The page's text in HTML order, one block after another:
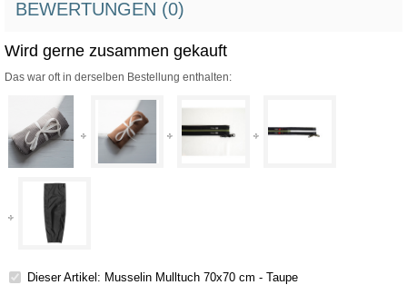
BEWERTUNGEN (0)
Wird gerne zusammen gekauft
Das war oft in derselben Bestellung enthalten:
Dieser Artikel: Musselin Mulltuch 70x70 cm - Taupe